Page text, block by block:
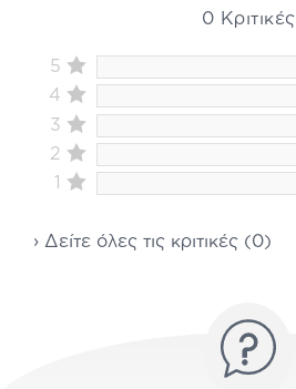
0 Κριτικές
5
4
3
2
1
› Δείτε όλες τις κριτικές (0)